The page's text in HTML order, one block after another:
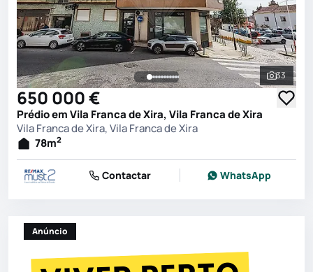
Ver
33
650 000 €
Prédio em Vila Franca de Xira, Vila Franca de Xira
Vila Franca de Xira, Vila Franca de Xira
78m2
Contactar WhatsApp
Anúncio